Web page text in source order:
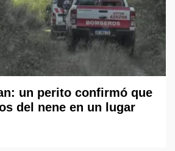
un perito confirmó que
del nene en un lugar